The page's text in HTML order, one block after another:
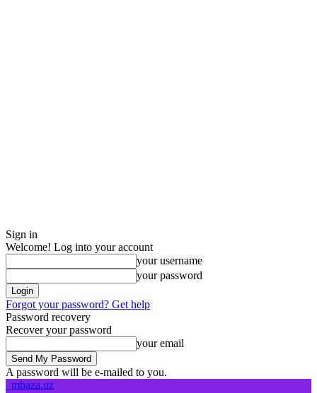
Sign in
Welcome! Log into your account
your username
your password
Forgot your password? Get help
Password recovery
Recover your password
your email
A password will be e-mailed to you.
mbaza.uz